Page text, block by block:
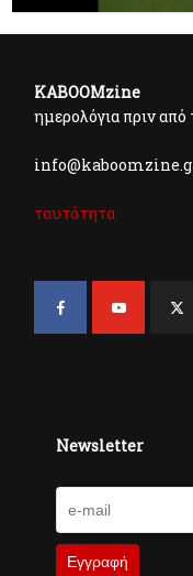
KABOOMzine
ημερολόγια πριν
ταυτότητα
Newsletter